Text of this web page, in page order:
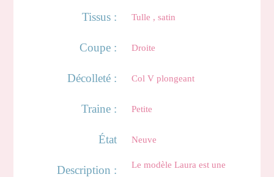
Tissus : Tulle , satin
Coupe : Droite
Décolleté : Col V plongeant
Traine : Petite
État Neuve
Description :
Le modèle Laura est une